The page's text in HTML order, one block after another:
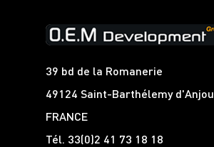
39 bd de la Romanerie
49124 Saint-Barthélemy d'Anjou
FRANCE
Tél. 33(0)2 41 73 18 18